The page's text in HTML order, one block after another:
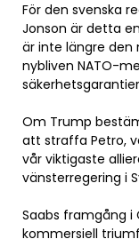
För den svenska
Jonson är detta
är inte längre den
nybliven NATO-
Om Trump
att straffa Petro,
vår viktigaste
vänsterregering i
Saabs framgång i
kommersiell